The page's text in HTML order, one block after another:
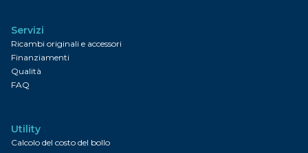
Servizi
Ricambi originali e accessori
Finanziamenti
Qualità
FAQ
Utility
Calcolo del costo del bollo